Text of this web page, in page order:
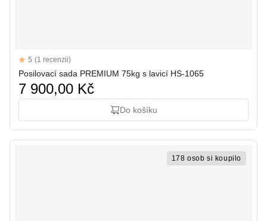
Reviews
5 out of 5 stars
5 (1 recenzii)
Posilovací sada PREMIUM 75kg s lavicí HS-1065
7 900,00 Kč
Do košíku
178 osob si koupilo